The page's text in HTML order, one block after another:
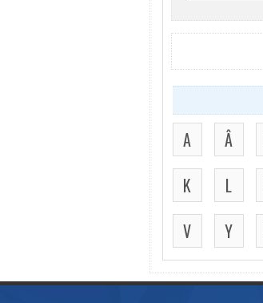
A Â
K
L
V
Y